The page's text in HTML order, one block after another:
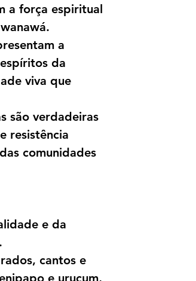
a força espiritual
a
da
viva que
são verdadeiras
resistência
comunidades
e da
cantos e
e urucum,